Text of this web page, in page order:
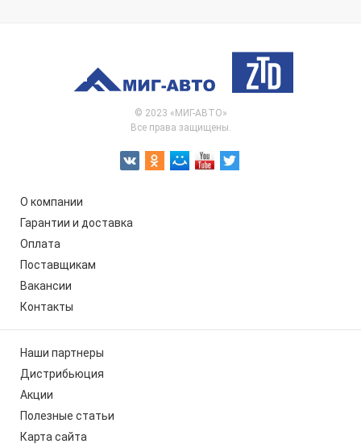
© 2023 «МИГ-АВТО»
Все права защищены.
О компании
Гарантии и доставка
Оплата
Поставщикам
Вакансии
Контакты
Наши партнеры
Дистрибьюция
Акции
Полезные статьи
Карта сайта